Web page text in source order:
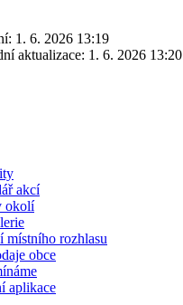
1. 6. 2026 13:19
aktualizace: 1. 6. 2026 13:20
akcí
okolí
místního rozhlasu
obce
aplikace